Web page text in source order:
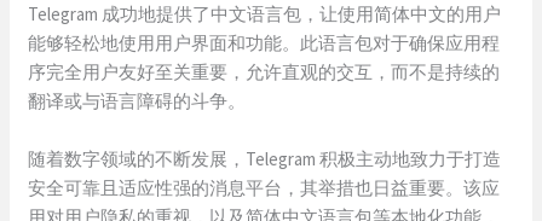
Telegram 成功地提供了中文语言包，让使用简体中文的用户
能够轻松地使用用户界面和功能。此语言包对于确保应用程
序完全用户友好至关重要，允许直观的交互，而不是持续的
翻译或与语言障碍的斗争。
随着数字领域的不断发展，Telegram 积极主动地致力于打造
安全可靠且适应性强的消息平台，其举措也日益重要。该应
用对用户隐私的重视，以及简体中文语言包等本地化功能，